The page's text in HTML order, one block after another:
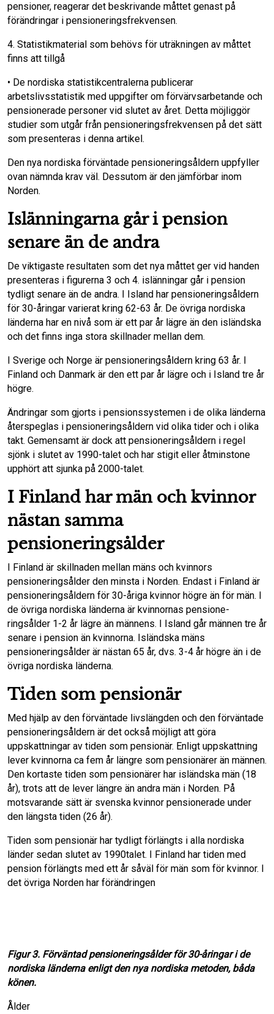
pensioner, reagerar det be­skrivande måttet genast på
förändringar i pensioneringsfrekvensen.
4. Statistikmaterial som behövs för uträkning­en av måttet
finns att tillgå
• De nordiska statistikcentralerna publi­cerar
arbetslivsstatistik med uppgifter om förvärvsarbetande och
pensionera­de personer vid slutet av året. Detta möjliggör
studier som utgår från pen­sioneringsfrekvensen på det sätt
som presenteras i denna artikel.
Den nya nordiska förväntade pensionerings­åldern uppfyller
ovan nämnda krav väl. Dess­utom är den jämförbar inom
Norden.
Islänningarna går i pension
senare än de andra
De viktigaste resultaten som det nya måttet ger vid handen
presenteras i figurerna 3 och 4. islänningar går i pension
tydligt senare än de andra. I Island har pensioneringsåldern
för 30-åringar varierat kring 62-63 år. De övriga nordiska
länderna har en nivå som är ett par år lägre än den isländska
och det finns inga stora skillnader mellan dem.
I Sverige och Norge är pensioneringsåldern kring 63 år. I
Finland och Danmark är den ett par år lägre och i Island tre år
högre.
Ändringar som gjorts i pensionssystemen i de olika länderna
återspeglas i pensionerings­åldern vid olika tider och i olika
takt. Gemen­samt är dock att pensioneringsåldern i regel
sjönk i slutet av 1990-talet och har stigit eller åtminstone
upphört att sjunka på 2000-talet.
I Finland har män och kvinnor
nästan samma
pensioneringsålder
I Finland är skillnaden mellan mäns och kvin­nors
pensioneringsålder den minsta i Norden. Endast i Finland är
pensioneringsåldern för 30-åriga kvinnor högre än för män. I
de övriga nordiska länderna är kvinnornas pensione­
ringsålder 1-2 år lägre än männens. I Island går männen tre år
senare i pension än kvin­norna. Isländska mäns
pensioneringsålder är nästan 65 år, dvs. 3-4 år högre än i de
övriga nordiska länderna.
Tiden som pensionär
Med hjälp av den förväntade livslängden och den förväntade
pensioneringsåldern är det också möjligt att göra
uppskattningar av tiden som pensionär. Enligt uppskattning
lever kvin­norna ca fem år längre som pensionärer än männen.
Den kortaste tiden som pensionärer har isländska män (18
år), trots att de lever längre än andra män i Norden. På
motsvaran­de sätt är svenska kvinnor pensionerade under
den längsta tiden (26 år).
Tiden som pensionär har tydligt förlängts i alla nordiska
länder sedan slutet av 1990­talet. I Finland har tiden med
pension för­längts med ett år såväl för män som för kvin­nor. I
det övriga Norden har förändringen
Figur 3. Förväntad pensioneringsålder för 30-åringar i de
nordiska länderna enligt den nya nordiska metoden, båda
könen.
Ålder